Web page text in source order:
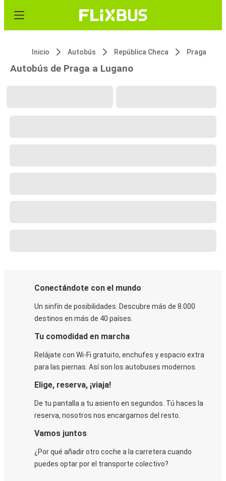
Inicio Autobús República Checa Praga
Autobús de Praga a Lugano
Conectándote con el mundo
Un sinfín de posibilidades. Descubre más de 8.000
destinos en más de 40 países.
Tu comodidad en marcha
Relájate con Wi-Fi gratuito, enchufes y espacio extra
para las piernas. Así son los autobuses modernos.
Elige, reserva, ¡viaja!
De tu pantalla a tu asiento en segundos. Tú haces la
reserva, nosotros nos encargamos del resto.
Vamos juntos
¿Por qué añadir otro coche a la carretera cuando
puedes optar por el transporte colectivo?